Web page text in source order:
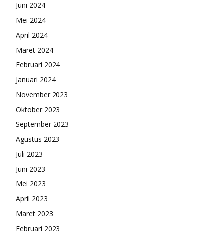
Juni 2024
Mei 2024
April 2024
Maret 2024
Februari 2024
Januari 2024
November 2023
Oktober 2023
September 2023
Agustus 2023
Juli 2023
Juni 2023
Mei 2023
April 2023
Maret 2023
Februari 2023